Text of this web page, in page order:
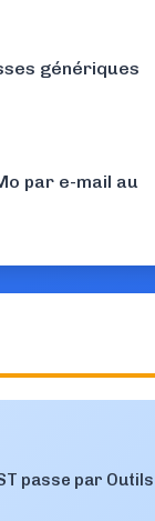
génériques
par e-mail au
passe par Outils